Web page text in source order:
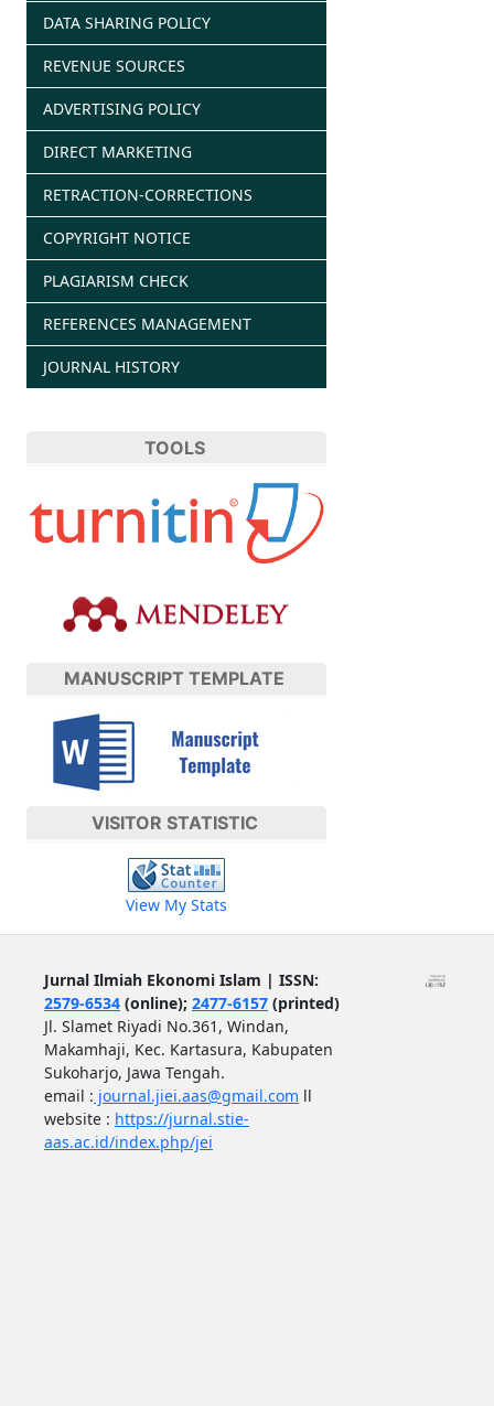
DATA SHARING POLICY
REVENUE SOURCES
ADVERTISING POLICY
DIRECT MARKETING
RETRACTION-CORRECTIONS
COPYRIGHT NOTICE
PLAGIARISM CHECK
REFERENCES MANAGEMENT
JOURNAL HISTORY
TOOLS
MANUSCRIPT TEMPLATE
VISITOR STATISTIC
View My Stats
Jurnal Ilmiah Ekonomi Islam | ISSN:
2579-6534(online); 2477-6157(printed)
Jl. Slamet Riyadi No.361, Windan,
Makamhaji, Kec. Kartasura, Kabupaten
Sukoharjo, Jawa Tengah.
email : journal.jiei.aas@gmail.com ll
website : https://jurnal.stie-
aas.ac.id/index.php/jei